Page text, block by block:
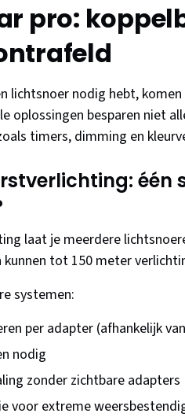
pro:
lichtsnoer nodig hebt,
oplossingen besparen niet
timers, dimming en
één
laat je meerdere
tot 150 meter
systemen:
per adapter (afhankelijk
nodig
zonder zichtbare adapters
voor extreme